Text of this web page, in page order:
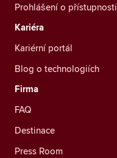
Prohlášení o přístupnosti
Kariéra
Kariérní portál
Blog o technologiích
Firma
FAQ
Destinace
Press Room